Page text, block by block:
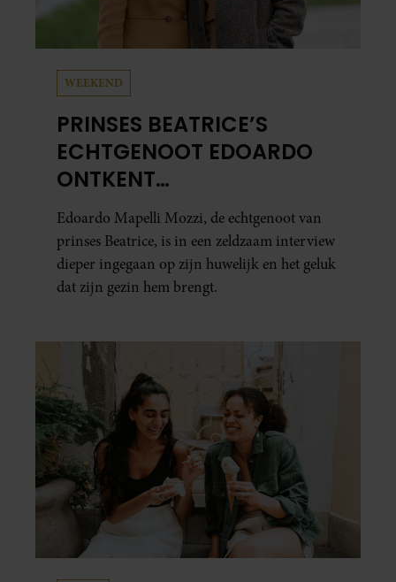
WEEKEND
PRINSES BEATRICE’S
ECHTGENOOT EDOARDO
ONTKENT
HUWELIJKSPROBLEMEN
Edoardo Mapelli Mozzi, de echtgenoot van
prinses Beatrice, is in een zeldzaam interview
dieper ingegaan op zijn huwelijk en het geluk
dat zijn gezin hem brengt.